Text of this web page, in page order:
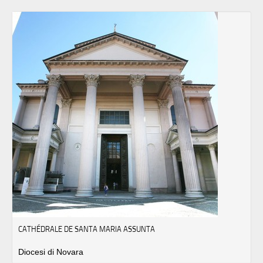
CATHÉDRALE DE SANTA MARIA ASSUNTA
Diocesi di Novara